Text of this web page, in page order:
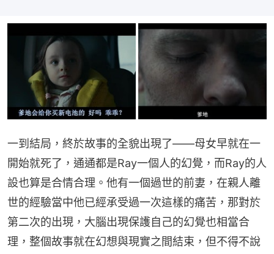
一到結局，終於故事的全貌出現了——母女早就在一
開始就死了，通通都是Ray一個人的幻覺，而Ray的人
設也算是合情合理。他有一個過世的前妻，在親人離
世的經驗當中他已經承受過一次這樣的痛苦，那對於
第二次的出現，大腦出現保護自己的幻覺也相當合
理，整個故事就在幻想與現實之間結束，但不得不說